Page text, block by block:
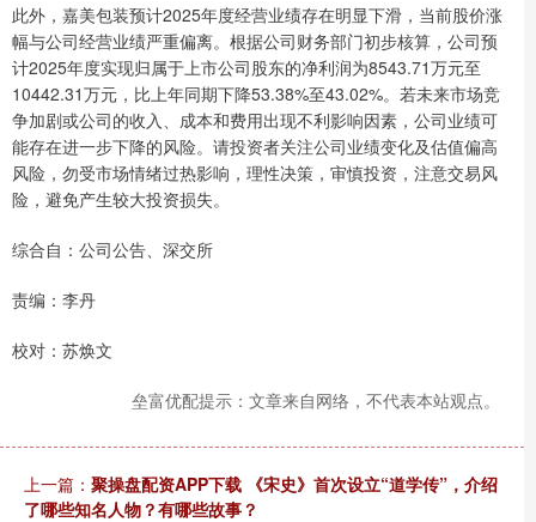
此外，嘉美包装预计2025年度经营业绩存在明显下滑，当前股价涨
幅与公司经营业绩严重偏离。根据公司财务部门初步核算，公司预
计2025年度实现归属于上市公司股东的净利润为8543.71万元至
10442.31万元，比上年同期下降53.38%至43.02%。若未来市场竞
争加剧或公司的收入、成本和费用出现不利影响因素，公司业绩可
能存在进一步下降的风险。请投资者关注公司业绩变化及估值偏高
风险，勿受市场情绪过热影响，理性决策，审慎投资，注意交易风
险，避免产生较大投资损失。
综合自：公司公告、深交所
责编：李丹
校对：苏焕文
垒富优配提示：文章来自网络，不代表本站观点。
上一篇： 聚操盘配资APP下载 《宋史》首次设立“道学传”，介绍
了哪些知名人物？有哪些故事？